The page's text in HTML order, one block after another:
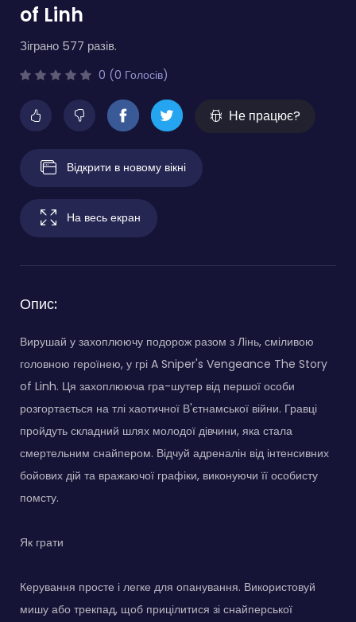
of Linh
Зіграно 577 разів.
0 (0 Голосів)
Не працює?
Відкрити в новому вікні
На весь екран
Опис:
Вирушай у захоплюючу подорож разом з Лінь, сміливою
головною героїнею, у грі A Sniper's Vengeance The Story
of Linh. Ця захоплююча гра-шутер від першої особи
розгортається на тлі хаотичної В'єтнамської війни. Гравці
пройдуть складний шлях молодої дівчини, яка стала
смертельним снайпером. Відчуй адреналін від інтенсивних
бойових дій та вражаючої графіки, виконуючи її особисту
помсту.
Як грати
Керування просте і легке для опанування. Використовуй
мишу або трекпад, щоб прицілитися зі снайперської